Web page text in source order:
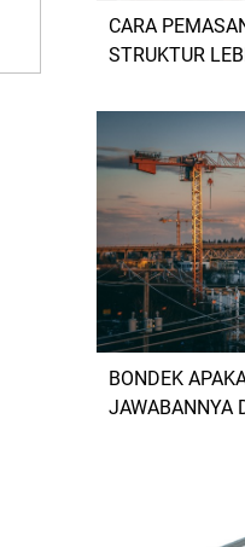
CARA
STRUKTUR
BONDEK
JAWABANNYA